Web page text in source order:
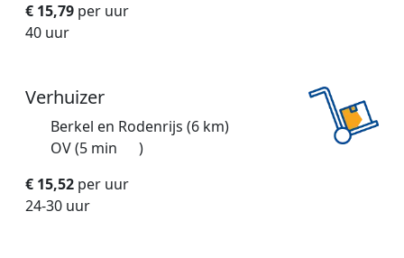
€ 15,79 per uur
40 uur
Verhuizer
Berkel en Rodenrijs (6 km)
OV (5 min
)
€ 15,52 per uur
24-30 uur